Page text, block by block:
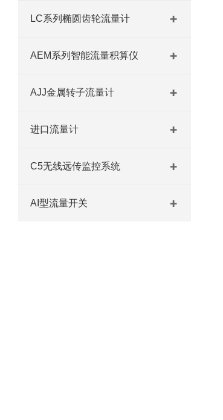
LC系列椭圆齿轮流量计
AEM系列智能流量积算仪
AJJ金属转子流量计
进口流量计
C5无线远传监控系统
AI型流量开关